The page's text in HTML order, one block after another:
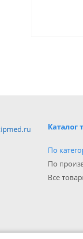
Каталог
По
По
Все